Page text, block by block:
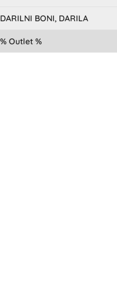
DARILNI BONI, DARILA
Outlet